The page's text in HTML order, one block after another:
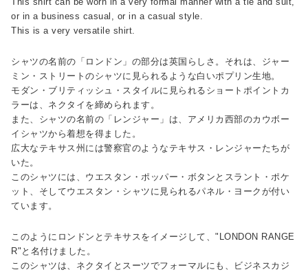
or in a business casual, or in a casual style.
This is a very versatile shirt.
シャツの名前の「ロンドン」の部分は英国らしさ。それは、ジャー
ミン・ストリートのシャツに見られるような白いポプリン生地。
モダン・ブリティッシュ・スタイルに見られるショートポイントカ
ラーは、ネクタイを締められます。
また、シャツの名前の「レンジャー」は、アメリカ西部のカウボー
イシャツから着想を得ました。
広大なテキサス州には警察官のようなテキサス・レンジャーたちが
いた。
このシャツには、ウエスタン・ポッパー・ボタンとスラント・ポケ
ット、そしてウエスタン・シャツに見られるパネル・ヨークが付い
ています。
このようにロンドンとテキサスをイメージして、"LONDON RANGE
R"と名付けました。
このシャツは、ネクタイとスーツでフォーマルにも、ビジネスカジ